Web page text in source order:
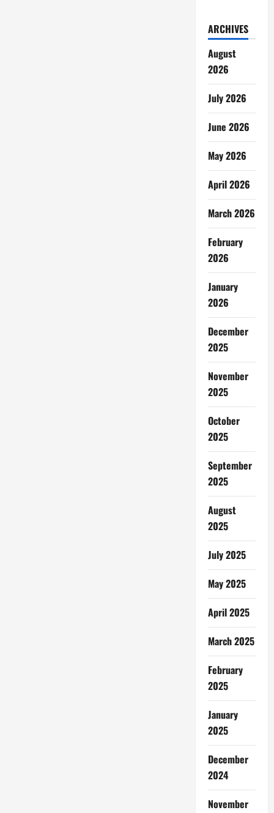
ARCHIVES
August
2026
July 2026
June 2026
May 2026
April 2026
March 2026
February
2026
January
2026
December
2025
November
2025
October
2025
September
2025
August
2025
July 2025
May 2025
April 2025
March 2025
February
2025
January
2025
December
2024
November